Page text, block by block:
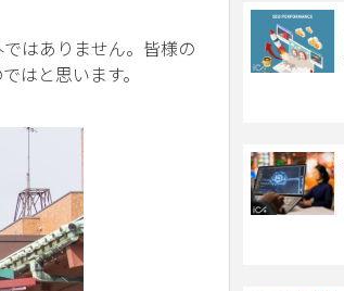
はありません。皆様の
はと思います。